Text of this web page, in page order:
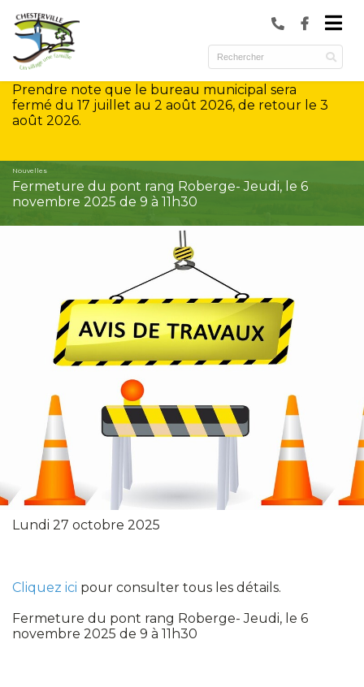
(Municipalité )
(Services )
(Culture et loisirs )
Prendre note que le bureau municipal sera
fermé du 17 juillet au 2 août 2026, de retour le 3
août 2026.
Nouvelles
Fermeture du pont rang Roberge- Jeudi, le 6
novembre 2025 de 9 à 11h30
Lundi 27 octobre 2025
Cliquez ici pour consulter tous les détails.
Fermeture du pont rang Roberge- Jeudi, le 6
novembre 2025 de 9 à 11h30